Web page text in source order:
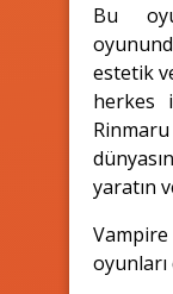
Bu
estetik
herkes
yaratın
oyunları